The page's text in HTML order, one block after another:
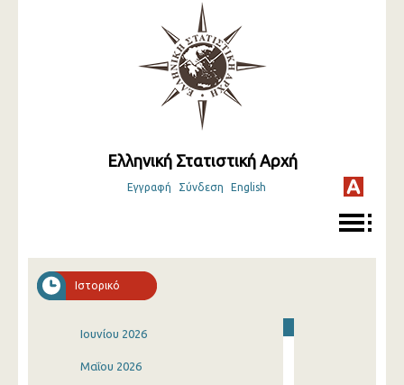
Ελληνική Στατιστική Αρχή
Εγγραφή Σύνδεση English
Ιστορικό
Ιουνίου 2026
Μαΐου 2026